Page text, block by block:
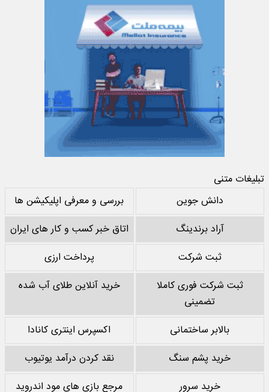
تبلیغات متنی
دانش جوین
بررسی و معرفی اپلیکیشن ها
آراد برندینگ
اتاق خبر کسب و کار های ایران
ثبت شرکت
پرداخت ارزی
ثبت شرکت فوری کاملا
تضمینی
خرید آنلاین طلای آب شده
بالابر ساختمانی
اکسپرس اینتری کانادا
خرید پشم سنگ
نقد کردن درآمد یوتیوب
خرید سرور
مرجع بازی های مود اندروید